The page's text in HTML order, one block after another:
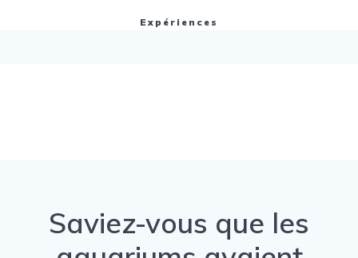
Expériences
Saviez-vous que les